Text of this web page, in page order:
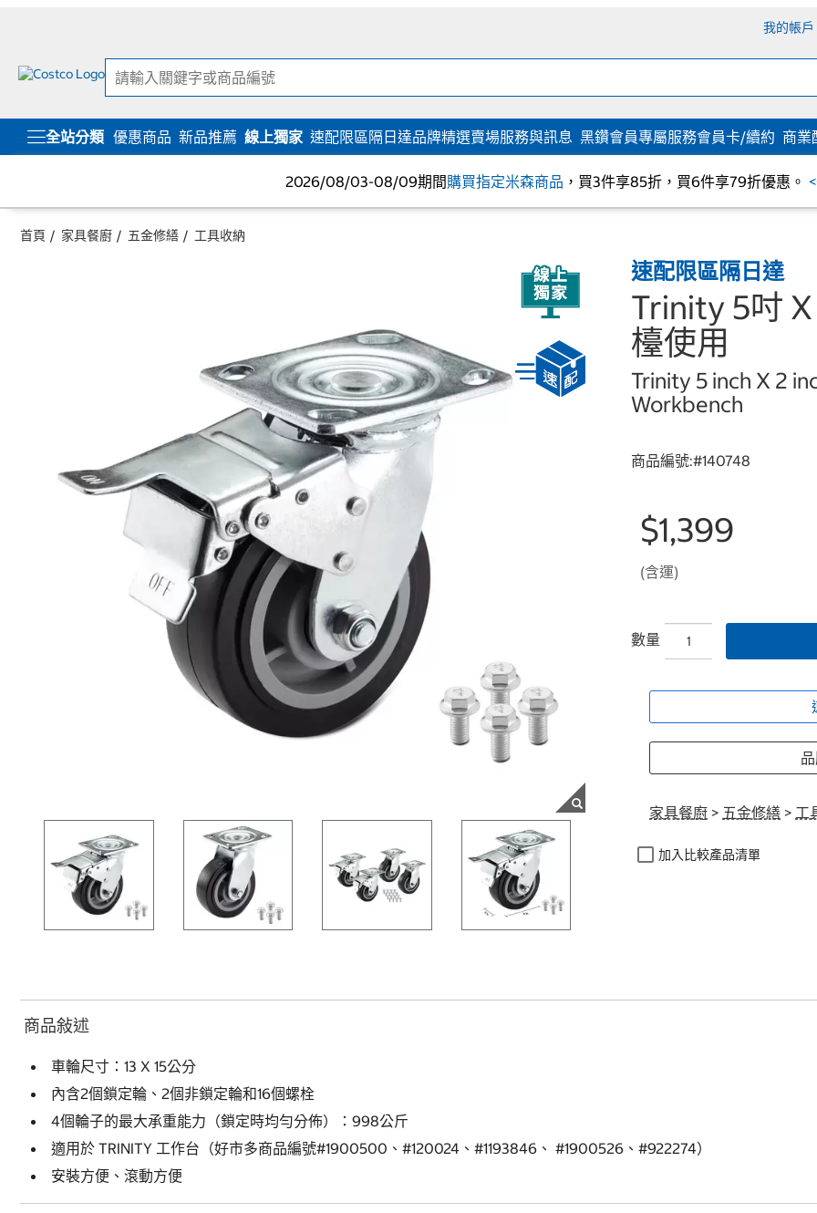
我的帳戶
全站分類 優惠商品 新品推薦 線上獨家 速配限區隔日達品牌精選賣場服務與訊息 黑鑽會員專屬服務會員卡/續約 商業
2026/08/03-08/09期間購買指定米森商品 ，買3件享85折，買6件享79折優惠。
首頁 家具餐廚 五金修繕 工具收納
速配限區隔日達
Trinity 5吋
檯使用
Trinity 5 inch X 2
Workbench
商品編號:#140748
$1,399
(含運)
數量
家具餐廚 > 五金修繕 > 工
加入比較產品清單
商品敍述
車輪尺寸：13 X 15公分
內含2個鎖定輪、2個非鎖定輪和16個螺栓
4個輪子的最大承重能力（鎖定時均勻分佈）：998公斤
適用於 TRINITY 工作台（好市多商品編號#1900500、#120024、#1193846、 #1900526、#922274）
安裝方便、滾動方便